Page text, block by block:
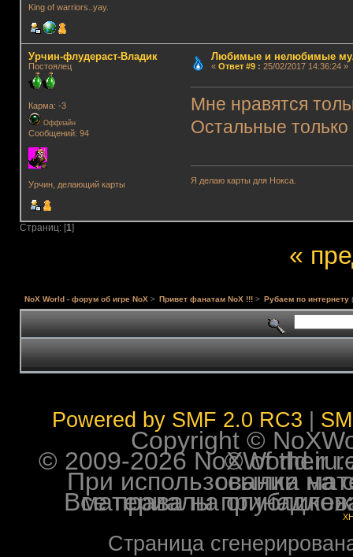
King of warriors..yay.
Урчин-флудераст-Владик
Постоялец
Карма: -3
Оффлайн
Сообщений: 94
Урчин, делающий карты
Любимые и нелюбимые
« Ответ #9: 25/02/2017 14:36:24 »
Мне нравятся
Остальные
Я делаю карты для Нокса.
Страниц: [1]
«
NoX World - форум об игре NoX > Привет фанатам NoX !!! > Рубаем по интернету
Powered by SMF 2.0 RC3
Copyright ©
© 2009-2026 NoXWorld.ru. All
При использовании
Все права на опубликованные на форуме
Страница